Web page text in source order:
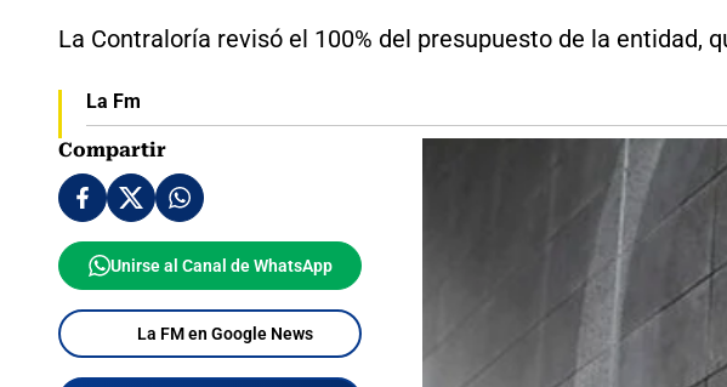
La Contraloría revisó el 100% del presupuesto de la entidad,
La Fm
Compartir
Unirse al Canal de WhatsApp
La FM en Google News